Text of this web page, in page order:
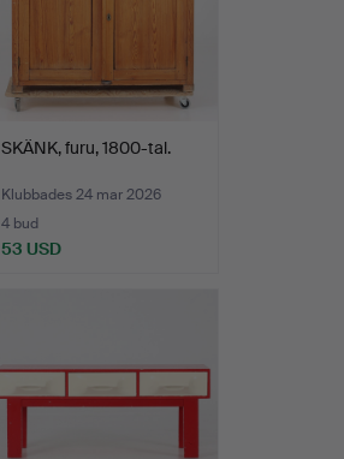
SKÄNK, furu, 1800-tal.
Klubbades 24 mar 2026
4 bud
53 USD